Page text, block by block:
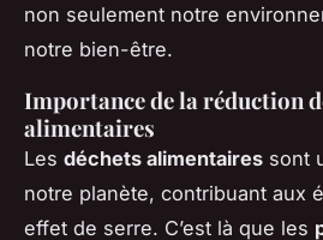
non seulement notre
notre bien-être.
Importance de la réduction
alimentaires
Les déchets alimentaires sont
notre planète, contribuant aux
effet de serre. C’est là que les